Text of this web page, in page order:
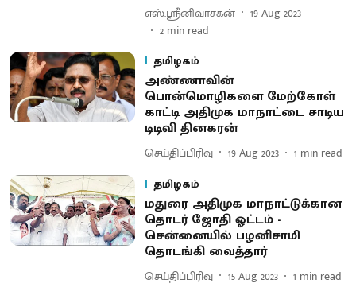
எஸ்.ஸ்ரீனிவாசகன்
19 Aug 2023
2 min read
தமிழகம்
அண்ணாவின்
பொன்மொழிகளை மேற்கோள்
காட்டி அதிமுக மாநாட்டை சாடிய
டிடிவி தினகரன்
செய்திப்பிரிவு 19 Aug 2023 1 min read
தமிழகம்
மதுரை அதிமுக மாநாட்டுக்கான
தொடர் ஜோதி ஓட்டம் -
சென்னையில் பழனிசாமி
தொடங்கி வைத்தார்
செய்திப்பிரிவு 15 Aug 2023 1 min read